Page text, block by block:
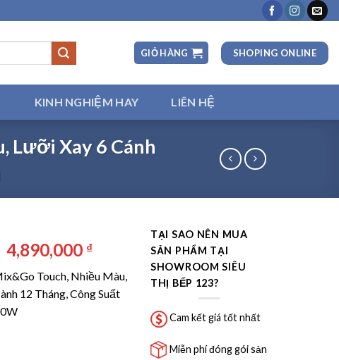
GIỎ HÀNG SHOPING ONLINE
KINH NGHIỆM HAY LIÊN HỆ
Lưỡi Xay 6 Cánh
Giá
gốc
là:
8,590,000 ₫.
4,890,000 ₫Giá
tại
là:
4,890,000 ₫.
Touch, Nhiều Màu,
12 Tháng, Công Suất
Touch, Nhiều Màu, Lưỡi Xay 6 Cánh số lượng
TẠI SAO NÊN MUA
SẢN PHẨM TẠI
SHOWROOM SIÊU
THỊ BẾP 123?
Cam kết giá tốt nhất
Miễn phí đóng gói sản